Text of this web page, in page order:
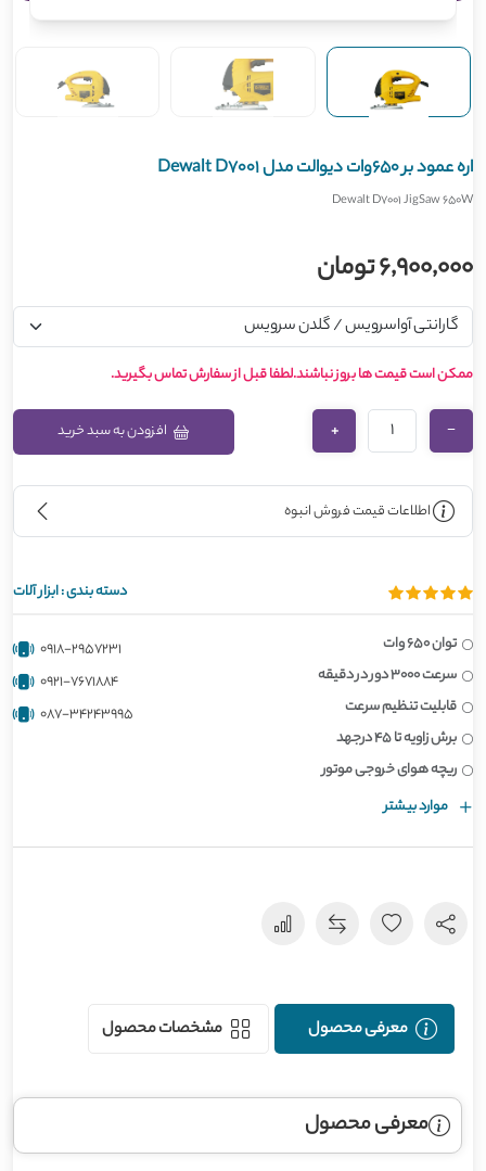
اره عمود بر 650وات دیوالت مدل Dewalt D7001
Dewalt D7001 JigSaw 650W
6,900,000 تومان
ممکن است قیمت ها بروز نباشند.لطفا قبل از سفارش تماس بگیرید.
−
+ افزودن به سبد خرید
اطلاعات قیمت فروش انبوه
دسته بندی :ابزار آلات
توان 650 وات
سرعت 3000 دور در دقیقه
قابلیت تنظیم سرعت
برش زاویه تا 45 درجهد
ریچه هوای خروجی موتور
موارد بیشتر
0918-2957231
0921-7671884
087-34243995
معرفی محصول مشخصات محصول
معرفی محصول